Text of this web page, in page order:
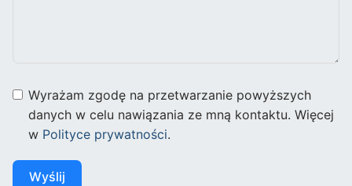
Wyrażam zgodę na przetwarzanie powyższych
danych w celu nawiązania ze mną kontaktu. Więcej
w Polityce prywatności.
Wyślij